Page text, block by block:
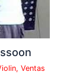
,Ventas